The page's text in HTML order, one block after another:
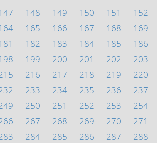
147 148 149 150 151 152
164 165 166 167 168 169
181 182 183 184 185 186
198 199 200 201 202 203
216 217 218 219 220
233 234 235 236 237
250 251 252 253 254
267 268 269 270 271
284 285 286 287 288